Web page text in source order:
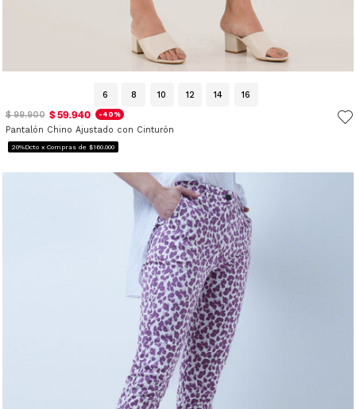
6 8 10 12 14
16
$ 99.900 $ 59.940 -40%
Pantalón Chino Ajustado con Cinturón
20%Dcto x Compras de $160.000